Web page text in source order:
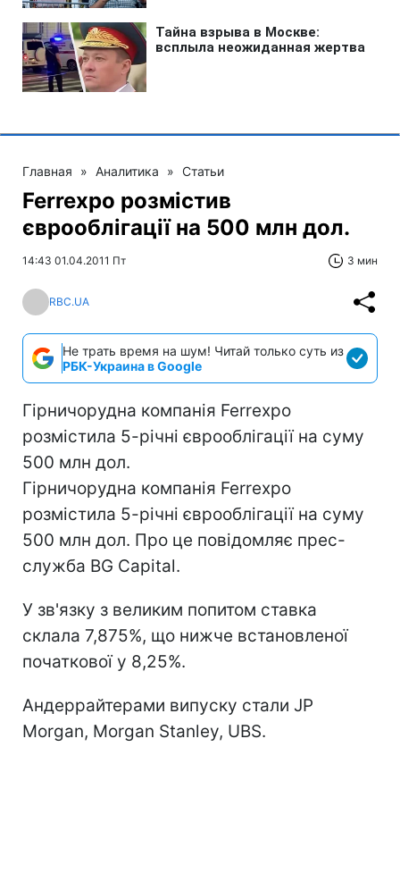
Главная » Аналитика » Статьи
Ferrexpo розмістив
єврооблігації на 500 млн дол.
14:43 01.04.2011 Пт 3 мин
RBC.UA
Не трать время на шум! Читай только суть из
РБК-Украина в Google
Гірничорудна компанія Ferrexpo
розмістила 5-річні єврооблігації на суму
500 млн дол.
Гірничорудна компанія Ferrexpo
розмістила 5-річні єврооблігації на суму
500 млн дол. Про це повідомляє прес-
служба BG Capital.
У зв'язку з великим попитом ставка
склала 7,875%, що нижче встановленої
початкової у 8,25%.
Андеррайтерами випуску стали JP
Morgan, Morgan Stanley, UBS.